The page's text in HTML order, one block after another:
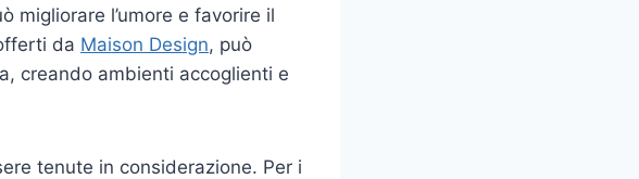
migliorare l’umore e favorire il
da Maison Design, può
creando ambienti accoglienti e
tenute in considerazione. Per i